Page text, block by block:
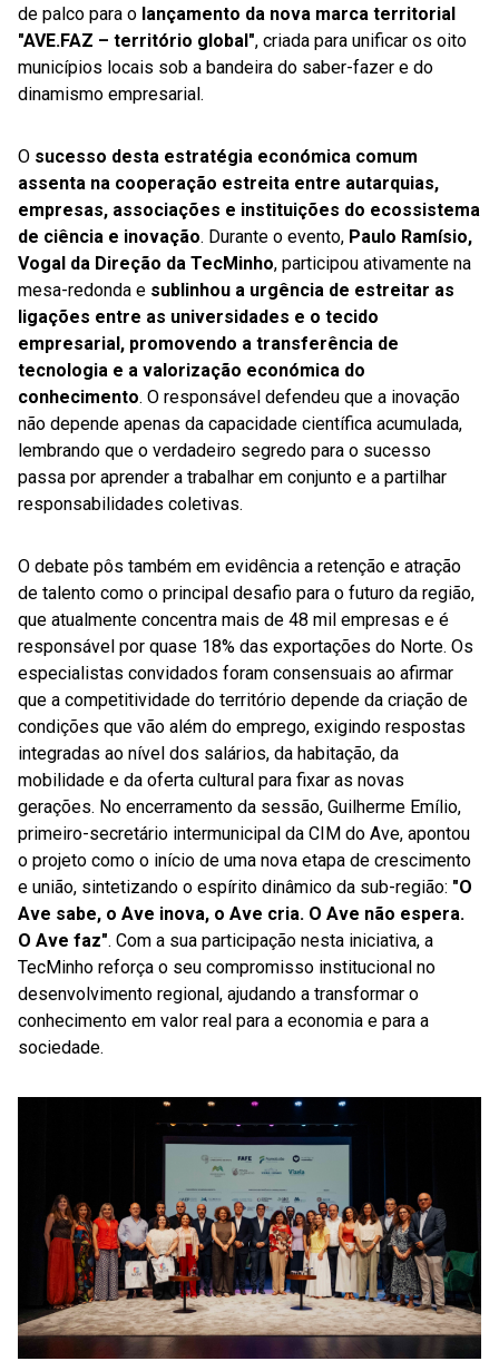
de palco para o lançamento da nova marca territorial
"AVE.FAZ – território global", criada para unificar os oito
municípios locais sob a bandeira do saber-fazer e do
dinamismo empresarial.
O sucesso desta estratégia económica comum
assenta na cooperação estreita entre autarquias,
empresas, associações e instituições do ecossistema
de ciência e inovação. Durante o evento, Paulo Ramísio,
Vogal da Direção da TecMinho, participou ativamente na
mesa-redonda e sublinhou a urgência de estreitar as
ligações entre as universidades e o tecido
empresarial, promovendo a transferência de
tecnologia e a valorização económica do
conhecimento. O responsável defendeu que a inovação
não depende apenas da capacidade científica acumulada,
lembrando que o verdadeiro segredo para o sucesso
passa por aprender a trabalhar em conjunto e a partilhar
responsabilidades coletivas.
O debate pôs também em evidência a retenção e atração
de talento como o principal desafio para o futuro da região,
que atualmente concentra mais de 48 mil empresas e é
responsável por quase 18% das exportações do Norte. Os
especialistas convidados foram consensuais ao afirmar
que a competitividade do território depende da criação de
condições que vão além do emprego, exigindo respostas
integradas ao nível dos salários, da habitação, da
mobilidade e da oferta cultural para fixar as novas
gerações. No encerramento da sessão, Guilherme Emílio,
primeiro-secretário intermunicipal da CIM do Ave, apontou
o projeto como o início de uma nova etapa de crescimento
e união, sintetizando o espírito dinâmico da sub-região: "O
Ave sabe, o Ave inova, o Ave cria. O Ave não espera.
O Ave faz". Com a sua participação nesta iniciativa, a
TecMinho reforça o seu compromisso institucional no
desenvolvimento regional, ajudando a transformar o
conhecimento em valor real para a economia e para a
sociedade.